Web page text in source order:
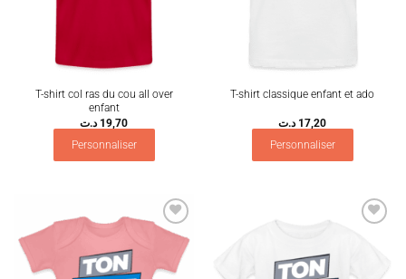
T-shirt col ras du cou all over
enfant
19,70 د.ت
Personnaliser
T-shirt classique enfant et ado
17,20 د.ت
Personnaliser
Ajouter
wishlist